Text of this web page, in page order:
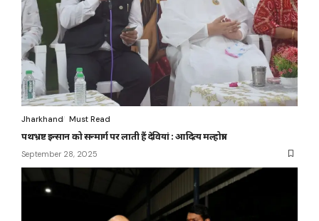
Jharkhand Must Read
पथभ्रष्ट इन्सान को सन्मार्ग पर लाती हैं देवियां : आदित्य मल्होत्रा
September 28, 2025